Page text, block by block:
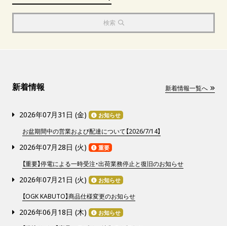
検索
新着情報 新着情報一覧へ
2026年07月31日 (金) お知らせ
お盆期間中の営業および配達について【2026/7/14】
2026年07月28日 (火) 重要
【重要】停電による一時受注・出荷業務停止と復旧のお知らせ
2026年07月21日 (火) お知らせ
【OGK KABUTO】商品仕様変更のお知らせ
2026年06月18日 (木) お知らせ